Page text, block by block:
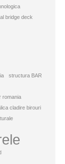
bridge deck
structura BAR
romania
cladire birouri